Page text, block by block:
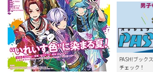
PASH!ブック
チェック！